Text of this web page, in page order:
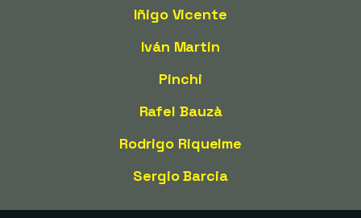
Iñigo Vicente
Iván Martin
Pinchi
Rafel Bauzà
Rodrigo Riquelme
Sergio Barcia